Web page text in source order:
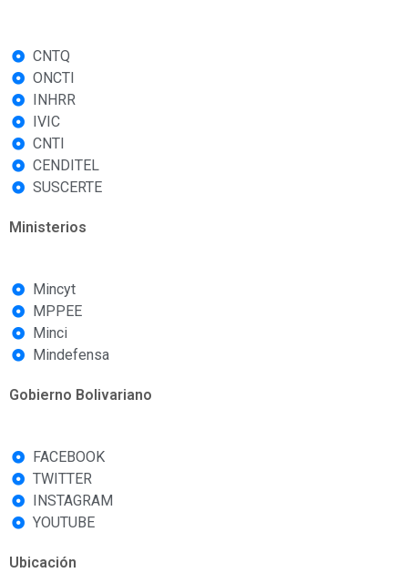
CNTQ
ONCTI
INHRR
IVIC
CNTI
CENDITEL
SUSCERTE
Ministerios
Mincyt
MPPEE
Minci
Mindefensa
Gobierno Bolivariano
FACEBOOK
TWITTER
INSTAGRAM
YOUTUBE
Ubicación